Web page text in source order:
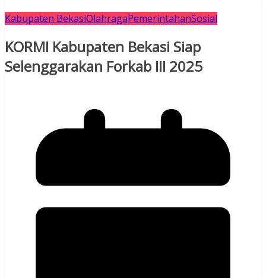
Kabupaten BekasiOlahragaPemerintahanSosial
KORMI Kabupaten Bekasi Siap
Selenggarakan Forkab III 2025